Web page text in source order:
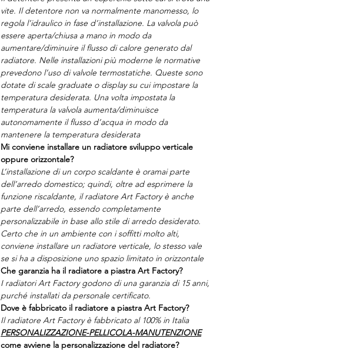
vite. Il detentore non va normalmente manomesso, lo
regola l’idraulico in fase d’installazione. La valvola può
essere aperta/chiusa a mano in modo da
aumentare/diminuire il flusso di calore generato dal
radiatore. Nelle installazioni più moderne le normative
prevedono l’uso di valvole termostatiche. Queste sono
dotate di scale graduate o display su cui impostare la
temperatura desiderata. Una volta impostata la
temperatura la valvola aumenta/diminuisce
autonomamente il flusso d’acqua in modo da
mantenere la temperatura desiderata
Mi conviene installare un radiatore sviluppo verticale
oppure orizzontale?
L’installazione di un corpo scaldante è oramai parte
dell’arredo domestico; quindi, oltre ad esprimere la
funzione riscaldante, il radiatore Art Factory è anche
parte dell’arredo, essendo completamente
personalizzabile in base allo stile di arredo desiderato.
Certo che in un ambiente con i soffitti molto alti,
conviene installare un radiatore verticale, lo stesso vale
se si ha a disposizione uno spazio limitato in orizzontale
Che garanzia ha il radiatore a piastra Art Factory?
I radiatori Art Factory godono di una garanzia di 15 anni,
purché installati da personale certificato.
Dove è fabbricato il radiatore a piastra Art Factory?
Il radiatore Art Factory è fabbricato al 100% in Italia
PERSONALIZZAZIONE-PELLICOLA-MANUTENZIONE
come avviene la personalizzazione del radiatore?